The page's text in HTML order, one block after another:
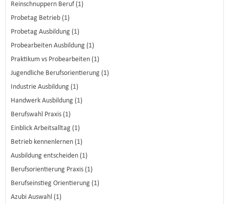
Reinschnuppern Beruf (1)
Probetag Betrieb (1)
Probetag Ausbildung (1)
Probearbeiten Ausbildung (1)
Praktikum vs Probearbeiten (1)
Jugendliche Berufsorientierung (1)
Industrie Ausbildung (1)
Handwerk Ausbildung (1)
Berufswahl Praxis (1)
Einblick Arbeitsalltag (1)
Betrieb kennenlernen (1)
Ausbildung entscheiden (1)
Berufsorientierung Praxis (1)
Berufseinstieg Orientierung (1)
Azubi Auswahl (1)